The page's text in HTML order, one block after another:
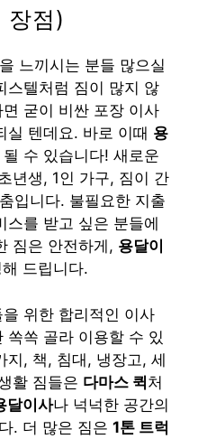
장점)
느끼시는 분들 많으실
스텔처럼 짐이 많지 않
굳이 비싼 포장 이사
실 텐데요. 바로 이때 용
수 있습니다! 새로운
년생, 1인 가구, 짐이 간
입니다. 불필요한 지출
스를 받고 싶은 분들에
짐은 안전하게, 용달이
드립니다.
위한 합리적인 이사
쏙쏙 골라 이용할 수 있
지, 책, 침대, 냉장고, 세
활 짐들은 다마스 퀵처
달이사나 넉넉한 공간의
. 더 많은 짐은 1톤 트럭